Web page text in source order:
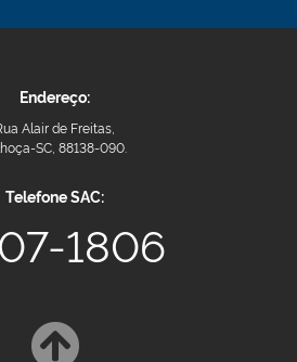
Endereço:
Alair de Freitas,
SC, 88138-090.
Telefone SAC:
1806